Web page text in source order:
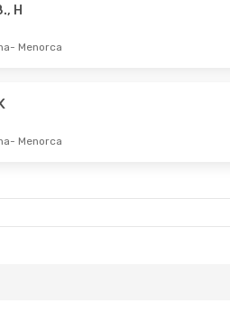
H
- Menorca
- Menorca